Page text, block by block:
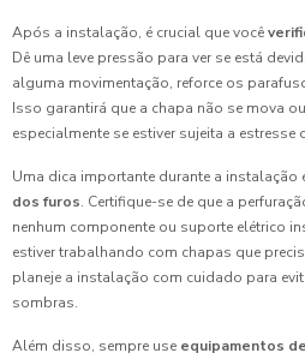
Após a instalação, é crucial que você
Dê uma leve pressão para ver se está
alguma movimentação, reforce os
Isso garantirá que a chapa não se mova
especialmente se estiver sujeita a estresse
Uma dica importante durante a instalação
dos furos. Certifique-se de que a
nenhum componente ou suporte elétrico
estiver trabalhando com chapas que
planeje a instalação com cuidado para
sombras.
Além disso, sempre use equipamentos